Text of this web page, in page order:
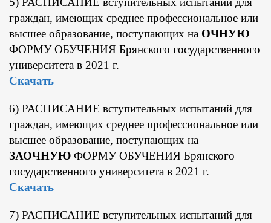
граждан, имеющих среднее профессиональное или
высшее образование, поступающих на ОЧНУЮ
ФОРМУ ОБУЧЕНИЯ Брянского государственного
университета в 2021 г.
Скачать
6) РАСПИСАНИЕ вступительных испытаний для
граждан, имеющих среднее профессиональное или
высшее образование, поступающих на
ЗАОЧНУЮ ФОРМУ ОБУЧЕНИЯ Брянского
государственного университета в 2021 г.
Скачать
7) РАСПИСАНИЕ вступительных испытаний для